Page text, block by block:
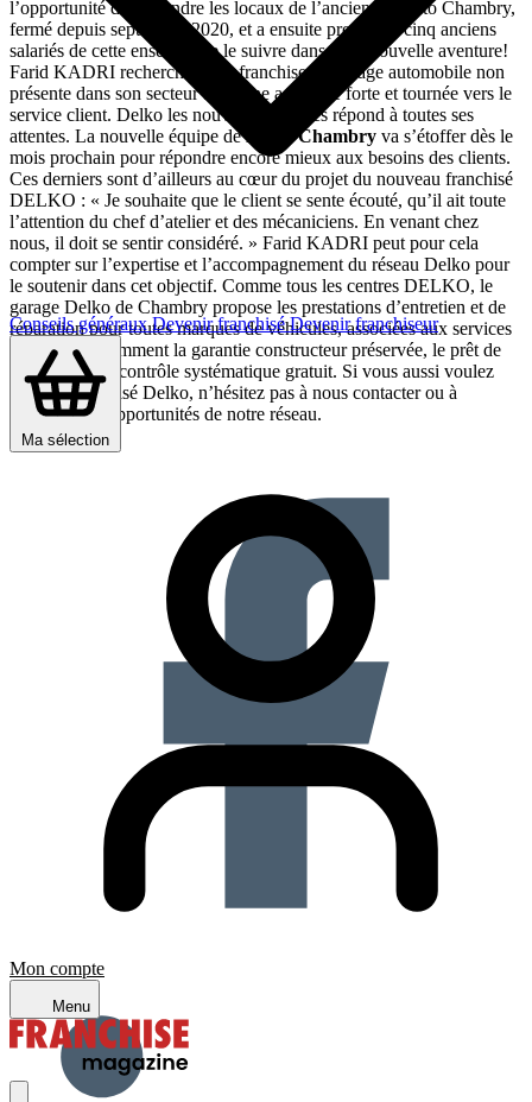
Conseils générauxDevenir franchiséDevenir franchiseur
Ma sélection
Mon compte
Menu
l’opportunité de reprendre les locaux de l’ancien Norauto Chambry,
fermé depuis septembre 2020, et a ensuite proposé à cinq anciens
salariés de cette enseigne de le suivre dans cette nouvelle aventure!
Farid KADRI recherchait une franchise de garage automobile non
présente dans son secteur avec une accroche forte et tournée vers le
service client. Delko les nouveaux garages répond à toutes ses
attentes. La nouvelle équipe deDelko Chambry va s’étoffer dès le
mois prochain pour répondre encore mieux aux besoins des clients.
Ces derniers sont d’ailleurs au cœur du projet du nouveau franchisé
DELKO : « Je souhaite que le client se sente écouté, qu’il ait toute
l’attention du chef d’atelier et des mécaniciens. En venant chez
nous, il doit se sentir considéré. » Farid KADRI peut pour cela
compter sur l’expertise et l’accompagnement du réseau Delko pour
le soutenir dans cet objectif. Comme tous les centres DELKO, le
garage Delko de Chambry propose les prestations d’entretien et de
réparation pour toutes marques de véhicules, associées aux services
DELKO, notamment la garantie constructeur préservée, le prêt de
véhicule ou le contrôle systématique gratuit. Si vous aussi voulez
devenir franchisé Delko, n’hésitez pas à nous contacter ou à
consulter les opportunités de notre réseau.
Partager sur :